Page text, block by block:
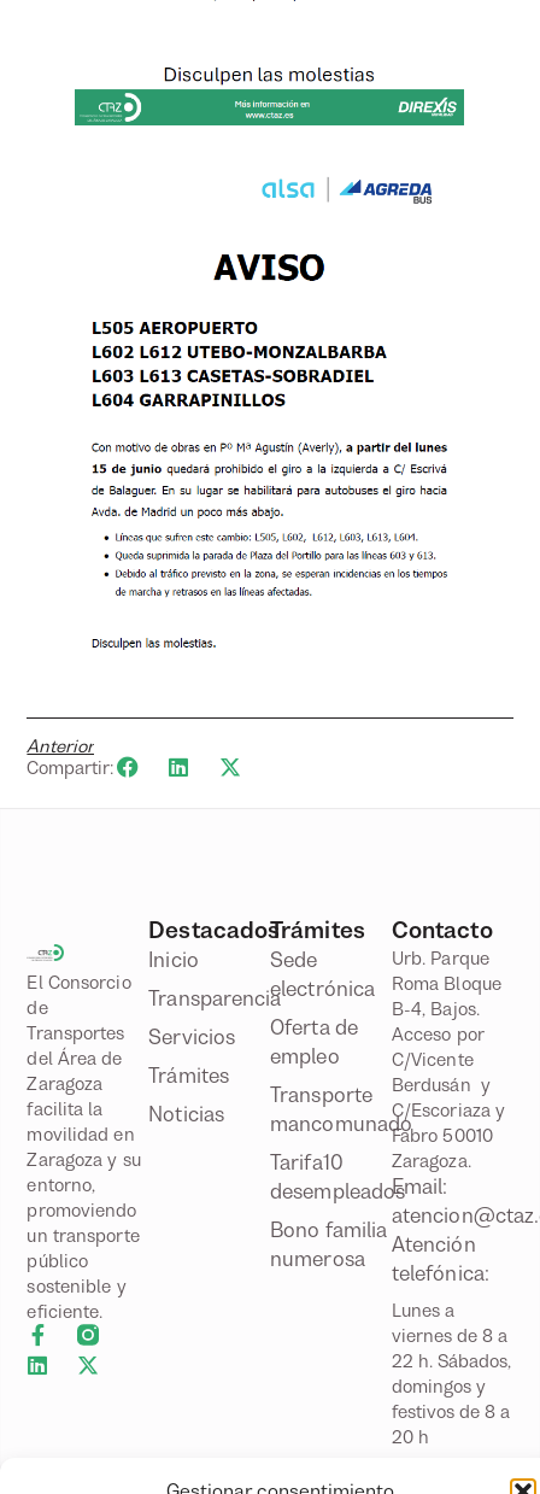
Anterior
Compartir:
El Consorcio
de
Transportes
del Área de
Zaragoza
facilita la
movilidad en
Zaragoza y su
entorno,
promoviendo
un transporte
público
sostenible y
eficiente.
Trámites
Sede
electrónica
Oferta de
empleo
Transporte
mancomunado
Tarifa10
desempleados
Bono familia
numerosa
Destacados
Inicio
Transparencia
Servicios
Trámites
Noticias
Contacto
Urb. Parque
Roma Bloque
B-4, Bajos.
Acceso por
C/Vicente
Berdusán y
C/Escoriaza y
Fabro 50010
Zaragoza.
Email:
Atención
telefónica:
Lunes a
viernes de 8 a
22 h. Sábados,
domingos y
festivos de 8 a
20 h